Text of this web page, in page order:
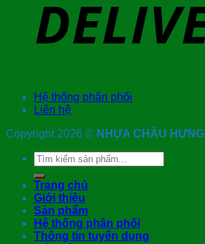
Hệ thống phân phối
Liên hệ
Copyright 2026 © NHỰA CHÂU HƯNG
Tìm
kiếm:
Trang chủ
Giới thiệu
Sản phẩm
Hệ thống phân phối
Thông tin tuyển dụng